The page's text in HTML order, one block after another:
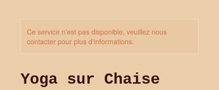
Ce service n'est pas disponible, veuillez nous
contacter pour plus d'informations.
Yoga sur Chaise